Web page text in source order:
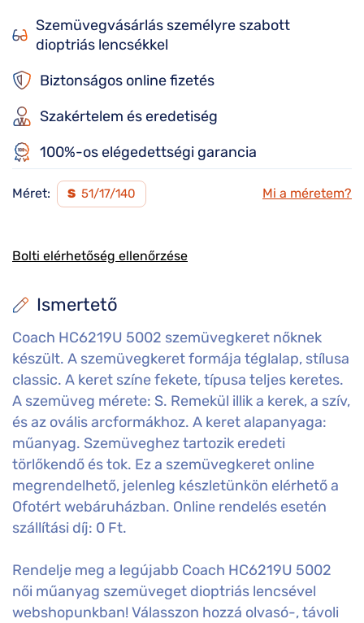
Ismertető
Coach HC6219U 5002 szemüvegkeret nőknek
készült. A szemüvegkeret formája téglalap, stílusa
classic. A keret színe fekete, típusa teljes keretes.
A szemüveg mérete: S. Remekül illik a kerek, a szív,
és az ovális arcformákhoz. A keret alapanyaga:
műanyag. Szemüveghez tartozik eredeti
törlőkendő és tok. Ez a szemüvegkeret online
megrendelhető, jelenleg készletünkön elérhető a
Ofotért webáruházban. Online rendelés esetén
szállítási díj: 0 Ft.
Rendelje meg a legújabb Coach HC6219U 5002
női műanyag szemüveget dioptriás lencsével
webshopunkban! Válasszon hozzá olvasó-, távoli
Szemüvegvásárlás személyre szabott
dioptriás lencsékkel
Biztonságos online fizetés
Szakértelem és eredetiség
100%-os elégedettségi garancia
Méret: S 51/17/140 Mi a méretem?
Bolti elérhetőség ellenőrzése